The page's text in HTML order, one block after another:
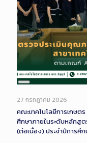
Long
Description
27 กรกฎาคม 2026
คณะเทคโนโลยีการเกษ
ศึกษาภายในระดับหลักสูต
(ต่อเนื่อง) ประจำปีการศึ